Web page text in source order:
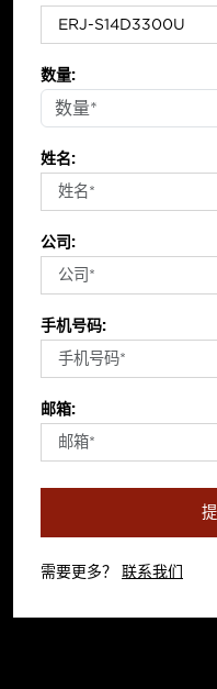
数量:
姓名:
公司:
手机号码:
邮箱:
需要更多？ 联系我们